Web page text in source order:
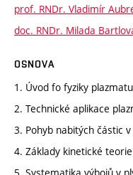
prof. RNDr. Vladimír
doc. RNDr. Milada
OSNOVA
1. Úvod fo fyziky
2. Technické aplikace
3. Pohyb nabitých částic v
4. Základy kinetické